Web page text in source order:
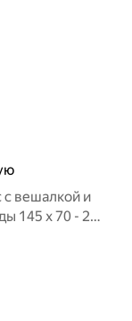
вешалкой и
145 х 70 - 2